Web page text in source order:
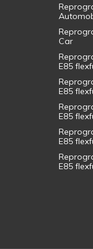
Car
E85
E85
E85
E85
E85